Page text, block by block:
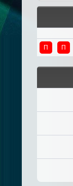
П П